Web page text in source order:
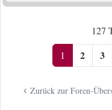
127
1 2 3
Zurück zur Foren-